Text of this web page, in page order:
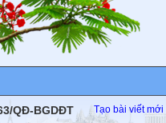
Tạo bài viết mới
QĐ-BGDĐT